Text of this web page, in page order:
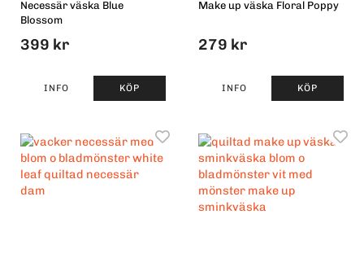
Necessär väska Blue
Blossom
399 kr
INFO KÖP
Make up väska Floral Poppy
279 kr
INFO KÖP